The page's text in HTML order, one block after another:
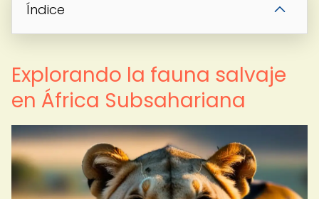
Índice
Explorando la fauna salvaje
en África Subsahariana